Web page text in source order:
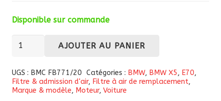
Disponible sur commande
quantité
Kit
de
filtres
AJOUTER AU PANIER
UGS : BMC FB771/20 Catégories : BMW, BMW X5, E70,
Filtre & admission d'air, Filtre à air de remplacement,
Marque & modèle, Moteur, Voiture